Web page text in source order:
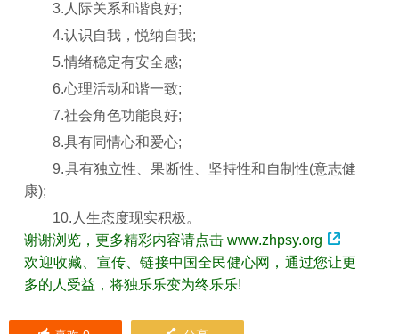
3.人际关系和谐良好;
4.认识自我，悦纳自我;
5.情绪稳定有安全感;
6.心理活动和谐一致;
7.社会角色功能良好;
8.具有同情心和爱心;
9.具有独立性、果断性、坚持性和自制性(意志健
康);
10.人生态度现实积极。
谢谢浏览，更多精彩内容请点击www.zhpsy.org
欢迎收藏、宣传、链接中国全民健心网，通过您让更
多的人受益，将独乐乐变为终乐乐!